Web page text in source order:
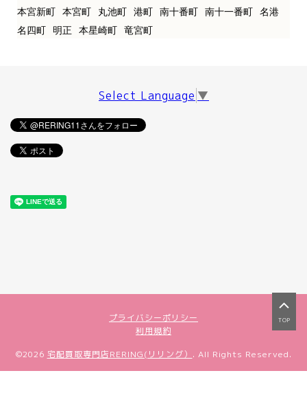
本宮新町
本宮町 丸池町 港町 南十番町 南十一番町
名港
名四町
明正 本星崎町 竜宮町
Select Language ▼
プライバシーポリシー
利用規約
TOP
©2026 宅配買取専門店RERING(リリング） . All Rights Reserved.